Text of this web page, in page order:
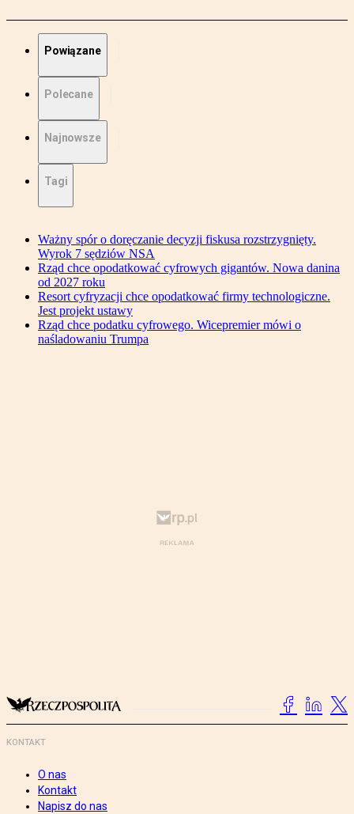
Powiązane
Polecane
Najnowsze
Tagi
Ważny spór o doręczanie decyzji fiskusa rozstrzygnięty.
Wyrok 7 sędziów NSA
Rząd chce opodatkować cyfrowych gigantów. Nowa danina
od 2027 roku
Resort cyfryzacji chce opodatkować firmy technologiczne.
Jest projekt ustawy
Rząd chce podatku cyfrowego. Wicepremier mówi o
naśladowaniu Trumpa
KONTAKT
O nas
Kontakt
Napisz do nas